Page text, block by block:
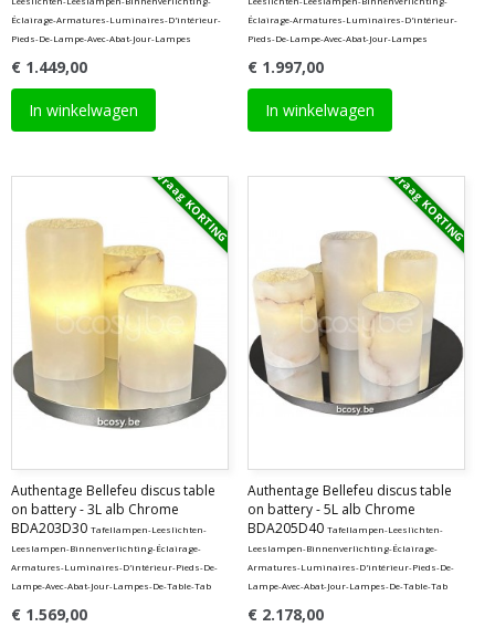
Éclairage-Armatures-Luminaires-D'intérieur-
Pieds-De-Lampe-Avec-Abat-Jour-Lampes
€ 1.449,00
In winkelwagen
Éclairage-Armatures-Luminaires-D'intérieur-
Pieds-De-Lampe-Avec-Abat-Jour-Lampes
€ 1.997,00
In winkelwagen
Vraag KORTING
Authentage Bellefeu discus table
on battery - 3L alb Chrome
BDA203D30 Tafellampen-Leeslichten-
Leeslampen-Binnenverlichting-Éclairage-
Armatures-Luminaires-D'intérieur-Pieds-De-
Lampe-Avec-Abat-Jour-Lampes-De-Table-Tab
€ 1.569,00
Vraag KORTING
Authentage Bellefeu discus table
on battery - 5L alb Chrome
BDA205D40 Tafellampen-Leeslichten-
Leeslampen-Binnenverlichting-Éclairage-
Armatures-Luminaires-D'intérieur-Pieds-De-
Lampe-Avec-Abat-Jour-Lampes-De-Table-Tab
€ 2.178,00